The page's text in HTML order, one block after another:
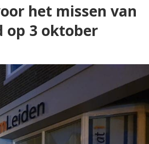
het missen van
op 3 oktober